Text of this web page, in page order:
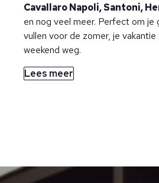
Cavallaro Napoli, Santoni,
en nog veel meer. Perfect om je
vullen voor de zomer, je
weekend weg.
Lees meer